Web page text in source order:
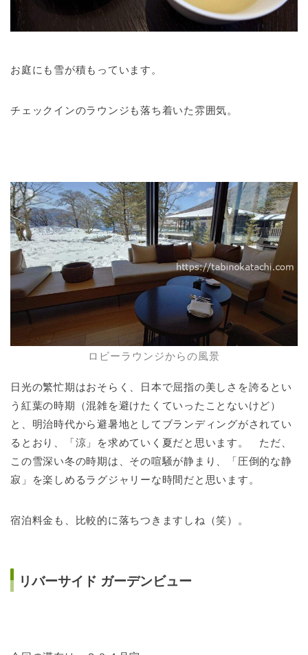
お庭にも雪が積もっています。
チェックインのラウンジも落ち着いた雰囲気。
ロビーラウンジからの風景
日光の繁忙期はおそらく、日本で屈指の美しさを誇るとい
う紅葉の時期（混雑を避けたくていったことないけど）
と、明治時代から避暑地としてブランディングがされてい
るとおり、「涼」を求めていく夏だと思います。 ただ、
この雪深い冬の時期は、その喧騒が静まり、「圧倒的な静
寂」を楽しめるラグジャリーな時間だと思います。
宿泊料金も、比較的に落ちつきますしね（笑）。
リバーサイド ガーデンビュー